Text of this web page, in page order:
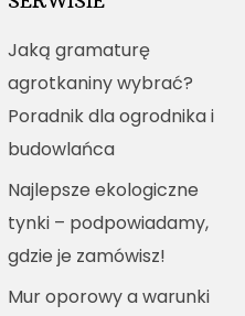
Jaką gramaturę
agrotkaniny wybrać?
Poradnik dla ogrodnika i
budowlańca
Najlepsze ekologiczne
tynki – podpowiadamy,
gdzie je zamówisz!
Mur oporowy a warunki